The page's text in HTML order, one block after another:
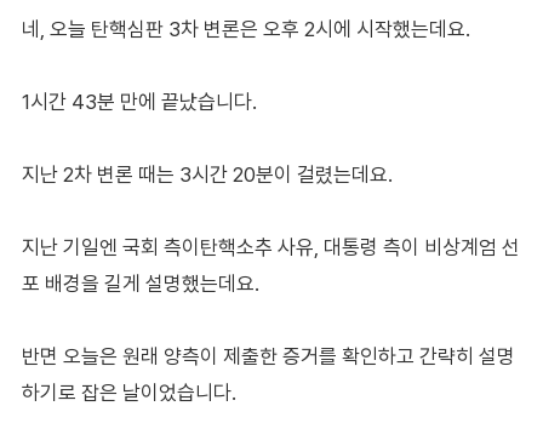
네, 오늘 탄핵심판 3차 변론은 오후 2시에 시작했는데요.
1시간 43분 만에 끝났습니다.
지난 2차 변론 때는 3시간 20분이 걸렸는데요.
지난 기일엔 국회 측이탄핵소추 사유, 대통령 측이 비상계엄 선
포 배경을 길게 설명했는데요.
반면 오늘은 원래 양측이 제출한 증거를 확인하고 간략히 설명
하기로 잡은 날이었습니다.